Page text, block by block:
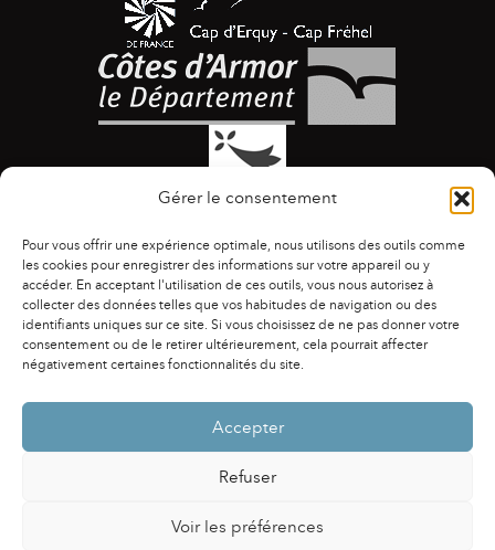
Gérer le consentement
Pour vous offrir une expérience optimale, nous utilisons des outils comme
les cookies pour enregistrer des informations sur votre appareil ou y
accéder. En acceptant l'utilisation de ces outils, vous nous autorisez à
collecter des données telles que vos habitudes de navigation ou des
identifiants uniques sur ce site. Si vous choisissez de ne pas donner votre
consentement ou de le retirer ultérieurement, cela pourrait affecter
négativement certaines fonctionnalités du site.
Accepter
Refuser
Voir les préférences
ACCESSIBILITÉ | AGENDA | ASSOCIATIONS
|
CONTACTS
PUBLICATIONS ESPACE PRESSE